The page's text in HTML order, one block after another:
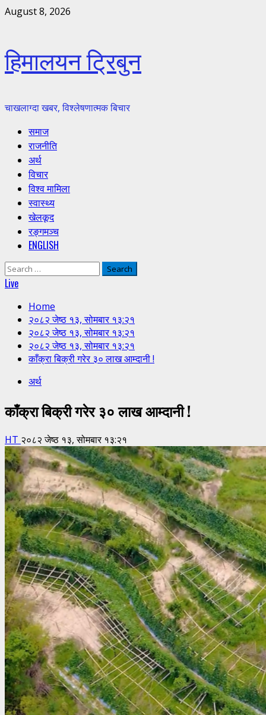
Skip
August 8, 2026
हिमालयन ट्रिबुन
चाखलाग्दा खबर, विश्लेषणात्मक बिचार
Primary
Menu
समाज
राजनीति
अर्थ
विचार
विश्व मामिला
स्वास्थ्य
खेलकूद
रङ्गमञ्च
ENGLISH
Search
for:
Live
Home
२०८२ जेष्ठ १३, सोमबार १३:२१
२०८२ जेष्ठ १३, सोमबार १३:२१
२०८२ जेष्ठ १३, सोमबार १३:२१
काँक्रा बिक्री गरेर ३० लाख आम्दानी !
अर्थ
काँक्रा बिक्री गरेर ३० लाख आम्दानी !
HT २०८२ जेष्ठ १३, सोमबार १३:२१